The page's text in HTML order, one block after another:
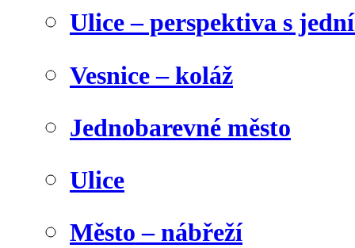
Ulice – perspektiva s
Vesnice – koláž
Jednobarevné město
Ulice
Město – nábřeží